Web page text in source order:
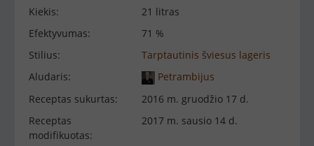
Kiekis:
21 litras
Efektyvumas:
71 %
Stilius:
Tarptautinis šviesus lageris
Aludaris:
Petrambijus
Receptas sukurtas:
2016 m. gruodžio 17 d.
Receptas
modifikuotas:
2017 m. sausio 14 d.